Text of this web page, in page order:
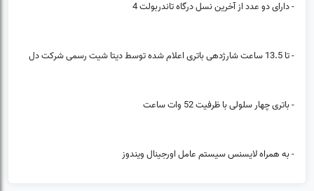
- دارای دو عدد از آخرین نسل درگاه تاندربولت 4
- تا 13.5 ساعت شارژدهی باتری اعلام شده توسط دیتا شیت رسمی شرکت دل
- باتری چهار سلولی با ظرفیت 52 وات ساعت
- به همراه لایسنس سیستم عامل اورجینال ویندوز